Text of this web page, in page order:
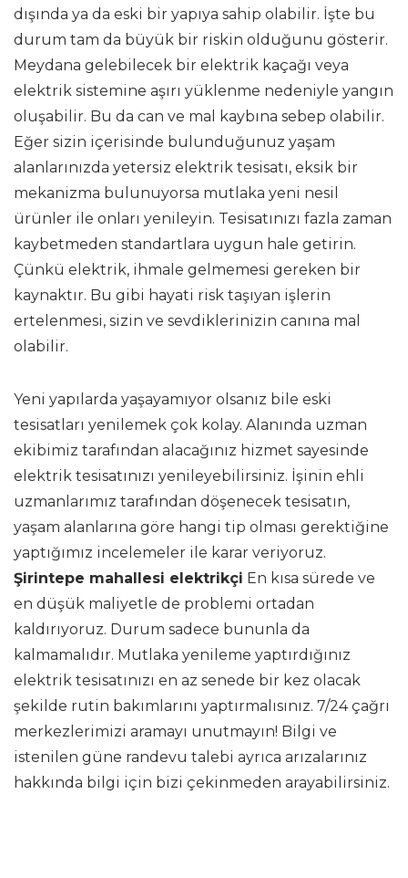
dışında ya da eski bir yapıya sahip olabilir. İşte bu
durum tam da büyük bir riskin olduğunu gösterir.
Meydana gelebilecek bir elektrik kaçağı veya
elektrik sistemine aşırı yüklenme nedeniyle yangın
oluşabilir. Bu da can ve mal kaybına sebep olabilir.
Eğer sizin içerisinde bulunduğunuz yaşam
alanlarınızda yetersiz elektrik tesisatı, eksik bir
mekanizma bulunuyorsa mutlaka yeni nesil
ürünler ile onları yenileyin. Tesisatınızı fazla zaman
kaybetmeden standartlara uygun hale getirin.
Çünkü elektrik, ihmale gelmemesi gereken bir
kaynaktır. Bu gibi hayati risk taşıyan işlerin
ertelenmesi, sizin ve sevdiklerinizin canına mal
olabilir.
Yeni yapılarda yaşayamıyor olsanız bile eski
tesisatları yenilemek çok kolay. Alanında uzman
ekibimiz tarafından alacağınız hizmet sayesinde
elektrik tesisatınızı yenileyebilirsiniz. İşinin ehli
uzmanlarımız tarafından döşenecek tesisatın,
yaşam alanlarına göre hangi tip olması gerektiğine
yaptığımız incelemeler ile karar veriyoruz.
Şirintepe mahallesi elektrikçi En kısa sürede ve
en düşük maliyetle de problemi ortadan
kaldırıyoruz. Durum sadece bununla da
kalmamalıdır. Mutlaka yenileme yaptırdığınız
elektrik tesisatınızı en az senede bir kez olacak
şekilde rutin bakımlarını yaptırmalısınız. 7/24 çağrı
merkezlerimizi aramayı unutmayın! Bilgi ve
istenilen güne randevu talebi ayrıca arızalarınız
hakkında bilgi için bizi çekinmeden arayabilirsiniz.